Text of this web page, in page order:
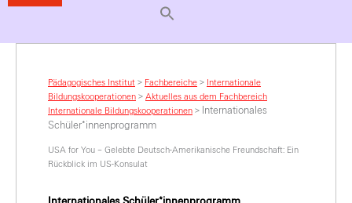
Pädagogisches Institut > Fachbereiche > Internationale
Bildungskooperationen > Aktuelles aus dem Fachbereich
Internationale Bildungskooperationen > Internationales
Schüler*innenprogramm
USA for You – Gelebte Deutsch-Amerikanische Freundschaft: Ein
Rückblick im US-Konsulat